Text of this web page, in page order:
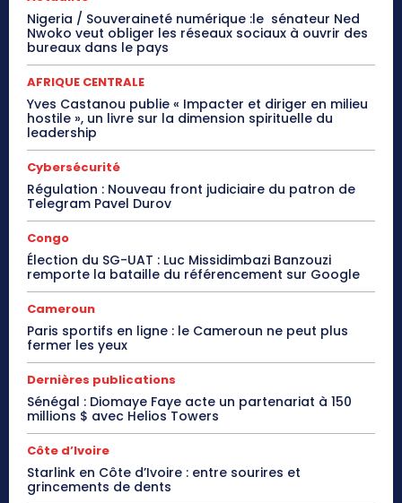
Nigeria / Souveraineté numérique :le sénateur Ned
Nwoko veut obliger les réseaux sociaux à ouvrir des
bureaux dans le pays
AFRIQUE CENTRALE
Yves Castanou publie « Impacter et diriger en milieu
hostile », un livre sur la dimension spirituelle du
leadership
Cybersécurité
Régulation : Nouveau front judiciaire du patron de
Telegram Pavel Durov
Congo
Élection du SG-UAT : Luc Missidimbazi Banzouzi
remporte la bataille du référencement sur Google
Cameroun
Paris sportifs en ligne : le Cameroun ne peut plus
fermer les yeux
Dernières publications
Sénégal : Diomaye Faye acte un partenariat à 150
millions $ avec Helios Towers
Côte d’Ivoire
Starlink en Côte d’Ivoire : entre sourires et
grincements de dents